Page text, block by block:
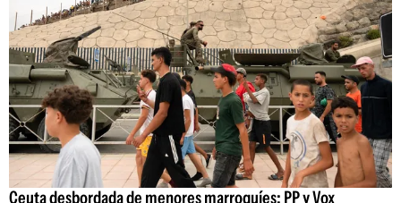
Ceuta desbordada de menores marroquíes: PP y Vox